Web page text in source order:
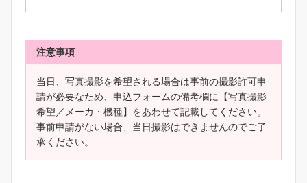
注意事項
当日、写真撮影を希望される場合は事前の撮影許可申
請が必要なため、申込フォームの備考欄に【写真撮影
希望／メーカ・機種】をあわせて記載してください。
事前申請がない場合、当日撮影はできませんのでご了
承ください。